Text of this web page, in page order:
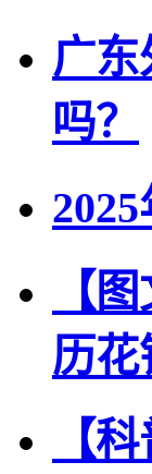
广东
吗？
【
历花
【